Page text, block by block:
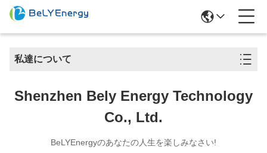
私達について
Shenzhen Bely Energy Technology
Co., Ltd.
BeLYEnergyのあなたの人生を楽しみなさい!